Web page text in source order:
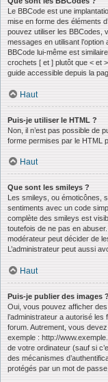
Le BBCode est une
mise en forme des éléments
pouvez utiliser les BBCodes,
messages en utilisant
BBCode lui-même est
crochets [ et ] plutôt que < et
guide accessible depuis la
Haut
Puis-je utiliser le HTML ?
Non, il n’est pas possible de
forme permises par le HTML
Haut
Que sont les smileys ?
Les smileys, ou émoticônes,
sentiments avec un code
complète des smileys est
toutefois de ne pas en
modérateur peut décider de
L’administrateur peut aussi
Haut
Puis-je publier des images ?
Oui, vous pouvez afficher
l’administrateur a autorisé
forum. Autrement, vous
exemple : http://
de votre ordinateur (sauf si
des mécanismes
protégés par un mot de